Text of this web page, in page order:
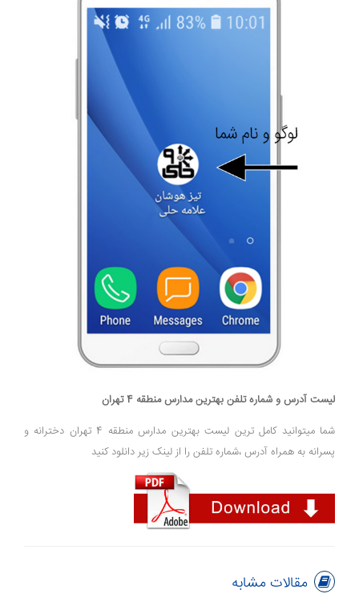
لیست آدرس و شماره تلفن بهترین مدارس منطقه 4 تهران
شما میتوانید کامل ترین لیست بهترین مدارس منطقه 4 تهران دخترانه و
پسرانه به همراه آدرس ،شماره تلفن را از لینک زیر دانلود کنید
مقالات مشابه